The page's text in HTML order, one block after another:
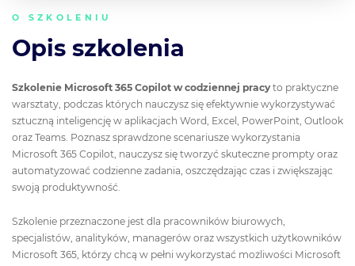
O SZKOLENIU
Opis szkolenia
Szkolenie Microsoft 365 Copilot w codziennej pracyto praktyczne
warsztaty, podczas których nauczysz się efektywnie wykorzystywać
sztuczną inteligencję w aplikacjach Word, Excel, PowerPoint, Outlook
oraz Teams. Poznasz sprawdzone scenariusze wykorzystania
Microsoft 365 Copilot, nauczysz się tworzyć skuteczne prompty oraz
automatyzować codzienne zadania, oszczędzając czas i zwiększając
swoją produktywność.
Szkolenie przeznaczone jest dla pracowników biurowych,
specjalistów, analityków, managerów oraz wszystkich użytkowników
Microsoft 365, którzy chcą w pełni wykorzystać możliwości Microsoft